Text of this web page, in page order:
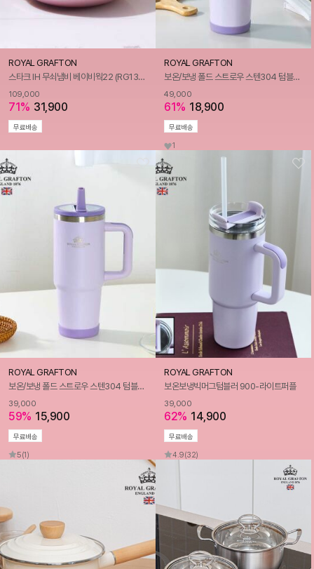
ROYAL GRAFTON
스타크 IH 무쇠냄비 베이비웍22 (RG1320)
109,000
71% 31,900
무료배송
ROYAL GRAFTON
보온/보냉 폴드 스트로우 스텐304 텀블러 1200ml
49,000
61% 18,900
무료배송
1
ROYAL GRAFTON
보온/보냉 폴드 스트로우 스텐304 텀블러 900ml
39,000
59% 15,900
무료배송
5(1)
ROYAL GRAFTON
보온보냉빅머그텀블러 900-라이트퍼플
39,000
62% 14,900
무료배송
4.9(32)